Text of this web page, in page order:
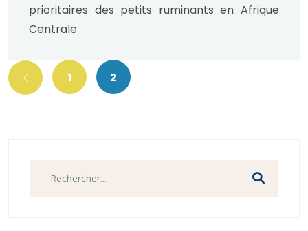
prioritaires des petits ruminants en Afrique
Centrale
1 2